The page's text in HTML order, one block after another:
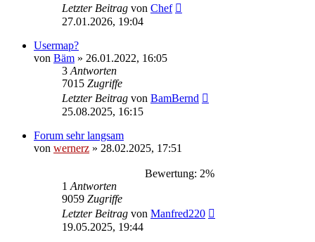
Letzter Beitrag von Chef
27.01.2026, 19:04
Usermap?
von Bäm » 26.01.2022, 16:05
3 Antworten
7015 Zugriffe
Letzter Beitrag von BamBernd
25.08.2025, 16:15
Forum sehr langsam
von wernerz » 28.02.2025, 17:51
Bewertung: 2%
1 Antworten
9059 Zugriffe
Letzter Beitrag von Manfred220
19.05.2025, 19:44